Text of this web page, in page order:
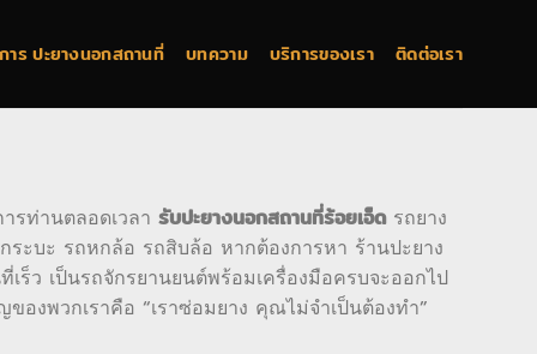
าร ปะยางนอกสถานที่ บทความ บริการของเรา ติดต่อเรา
รท่านตลอดเวลา รับปะยางนอกสถานที่ร้อยเอ็ดรถยาง
ะบะ รถหกล้อ รถสิบล้อ หากต้องการหา ร้านปะยาง
ร็ว เป็นรถจักรยานยนต์พร้อมเครื่องมือครบจะออกไป
งพวกเราคือ “เราซ่อมยาง คุณไม่จำเป็นต้องทำ”